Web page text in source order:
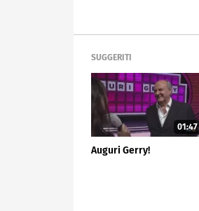
SUGGERITI
01:47
Auguri Gerry!